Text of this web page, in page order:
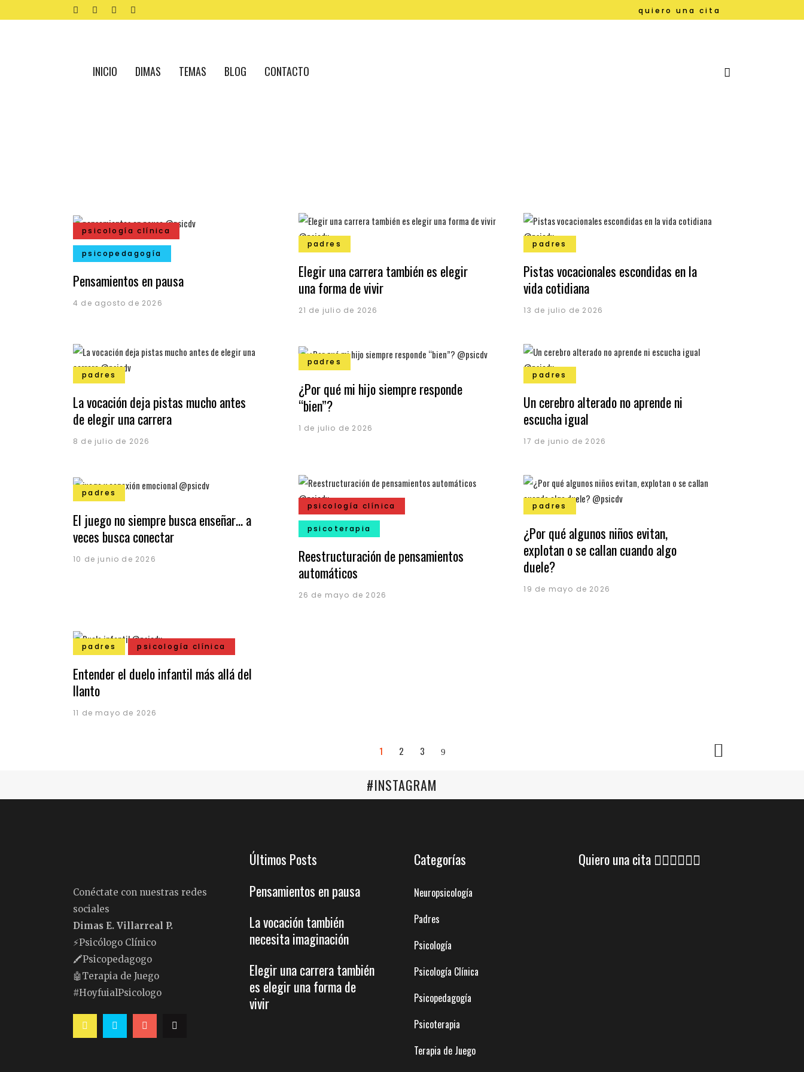
quiero una cita
INICIO DIMAS TEMAS BLOG CONTACTO
psicología clínica
psicopedagogía
Pensamientos en pausa
4 de agosto de 2026
padres
Elegir una carrera también es elegir
una forma de vivir
21 de julio de 2026
padres
Pistas vocacionales escondidas en la
vida cotidiana
13 de julio de 2026
padres
La vocación deja pistas mucho antes
de elegir una carrera
8 de julio de 2026
padres
¿Por qué mi hijo siempre responde
“bien”?
1 de julio de 2026
padres
Un cerebro alterado no aprende ni
escucha igual
17 de junio de 2026
padres
El juego no siempre busca enseñar… a
veces busca conectar
10 de junio de 2026
psicología clínica
psicoterapia
Reestructuración de pensamientos
automáticos
26 de mayo de 2026
padres
¿Por qué algunos niños evitan,
explotan o se callan cuando algo
duele?
19 de mayo de 2026
padres psicología clínica
Entender el duelo infantil más allá del
llanto
11 de mayo de 2026
1 2 3
#INSTAGRAM
Conéctate con nuestras redes
sociales
Dimas E. Villarreal P.
⚡️Psicólogo Clínico
🖍Psicopedagogo
🤖Terapia de Juego
#HoyfuialPsicologo
Últimos Posts
Pensamientos en pausa
La vocación también
necesita imaginación
Elegir una carrera también
es elegir una forma de
vivir
Categorías
Neuropsicología
Padres
Psicología
Psicología Clínica
Psicopedagogía
Psicoterapia
Terapia de Juego
Quiero una cita 👇🏼👇🏼👇🏼